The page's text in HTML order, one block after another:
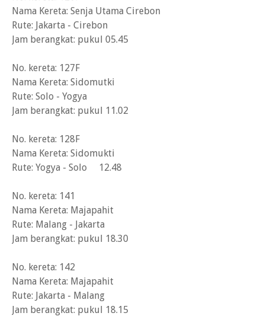
Nama Kereta: Senja Utama Cirebon
Rute: Jakarta - Cirebon
Jam berangkat: pukul 05.45
No. kereta: 127F
Nama Kereta: Sidomutki
Rute: Solo - Yogya
Jam berangkat: pukul 11.02
No. kereta: 128F
Nama Kereta: Sidomukti
Rute: Yogya - Solo 12.48
No. kereta: 141
Nama Kereta: Majapahit
Rute: Malang - Jakarta
Jam berangkat: pukul 18.30
No. kereta: 142
Nama Kereta: Majapahit
Rute: Jakarta - Malang
Jam berangkat: pukul 18.15